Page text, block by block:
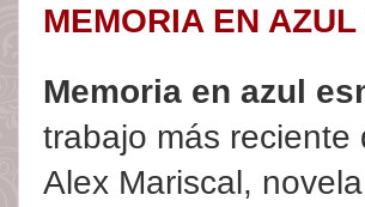
MEMORIA EN
Memoria en azul
trabajo más reciente
Alex Mariscal,